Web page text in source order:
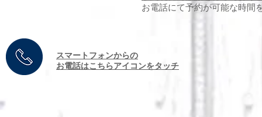
お電話にて予約が可能な時間
​スマートフォンからの
お電話はこちらアイコンをタッチ